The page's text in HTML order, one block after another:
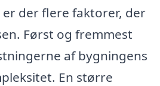
der flere faktorer, der
Først og fremmest
af bygningens
En større